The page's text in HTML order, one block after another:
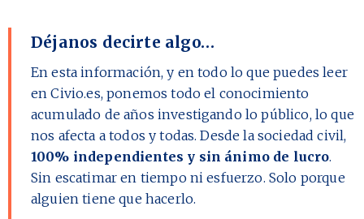
Déjanos decirte algo…
En esta información, y en todo lo que puedes leer
en Civio.es, ponemos todo el conocimiento
acumulado de años investigando lo público, lo que
nos afecta a todos y todas. Desde la sociedad civil,
100% independientes y sin ánimo de lucro.
Sin escatimar en tiempo ni esfuerzo. Solo porque
alguien tiene que hacerlo.